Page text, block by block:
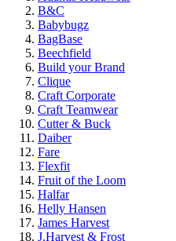
B&C
Babybugz
BagBase
Beechfield
Build your Brand
Clique
Craft Corporate
Craft Teamwear
Cutter & Buck
Daiber
Fare
Flexfit
Fruit of the Loom
Halfar
Helly Hansen
James Harvest
J.Harvest & Frost